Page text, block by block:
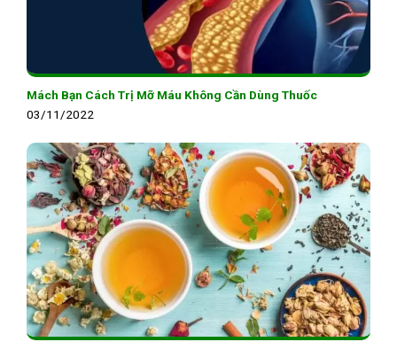
Mách Bạn Cách Trị Mỡ Máu Không Cần Dùng Thuốc
03/11/2022